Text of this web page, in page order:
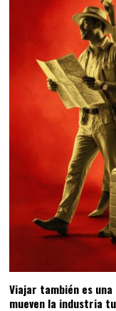
Viajar también es
mueven la industria